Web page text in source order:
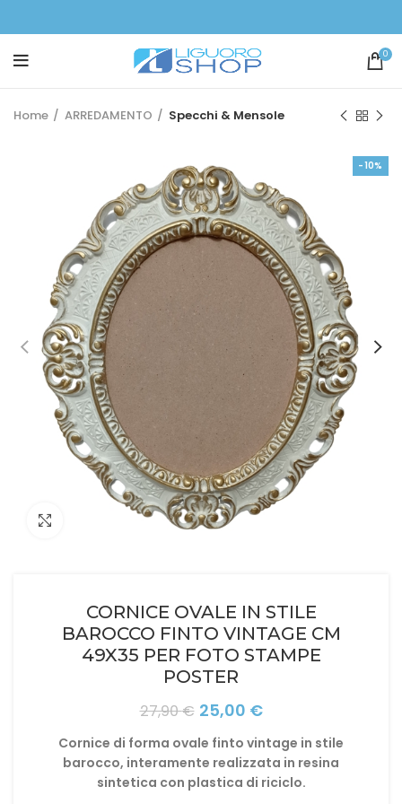
0
Home ARREDAMENTO Specchi & Mensole
-10%
Click to enlarge
CORNICE OVALE IN STILE
BAROCCO FINTO VINTAGE CM
49X35 PER FOTO STAMPE
POSTER
27,90€ Il
originale
era:
27,90 €.
25,00 €Il
attuale
è:
25,00 €.
Cornice di forma ovale finto vintage in stile
barocco, interamente realizzata in resina
sintetica con plastica di riciclo.